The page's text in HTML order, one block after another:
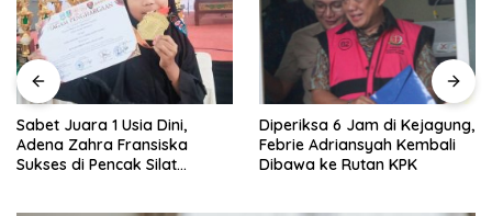
Sabet Juara 1 Usia Dini,
Adena Zahra Fransiska
Sukses di Pencak Silat
Diperiksa 6 Jam di Kejagung,
Febrie Adriansyah Kembali
Dibawa ke Rutan KPK